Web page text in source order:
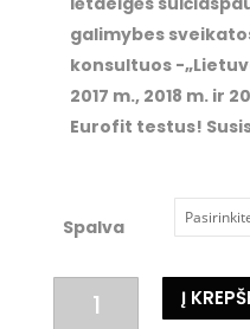
galimybes
konsultuos -
2017 m., 2018 m. ir
Eurofit testus!
Spalva
kiekis:
Į